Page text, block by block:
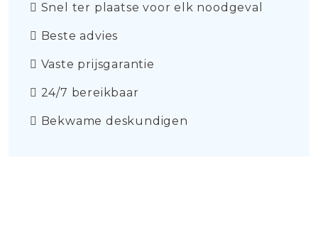
Snel ter plaatse voor elk noodgeval
Beste advies
Vaste prijsgarantie
24/7 bereikbaar
Bekwame deskundigen